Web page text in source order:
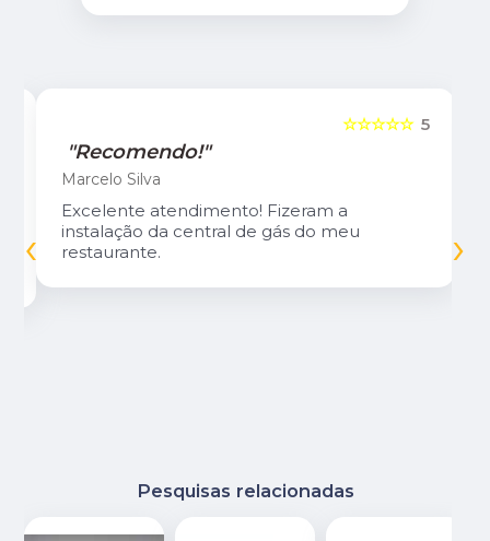
5
☆☆☆☆☆
"Recomendo!"
Marcelo Silva
Excelente atendimento! Fizeram a
instalação da central de gás do meu
restaurante.
‹ ›
Pesquisas relacionadas